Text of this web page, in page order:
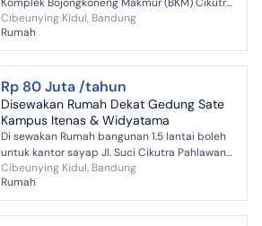
Bandung Deskripsi: - SHM - Luas Tanah : 176 m²
- Bangunan : ...
Cibeunying Kidul, Bandung
Rumah
Rp 80 Juta /tahun
Disewakan Rumah Dekat Gedung Sate
Kampus Itenas & Widyatama
Di sewakan Rumah bangunan 1.5 lantai boleh
untuk kantor sayap Jl. Suci Cikutra Pahlawan
Bandung Luas tanah 240 Luas bangunan 170
Kamar tidur 5...
Cibeunying Kidul, Bandung
Rumah